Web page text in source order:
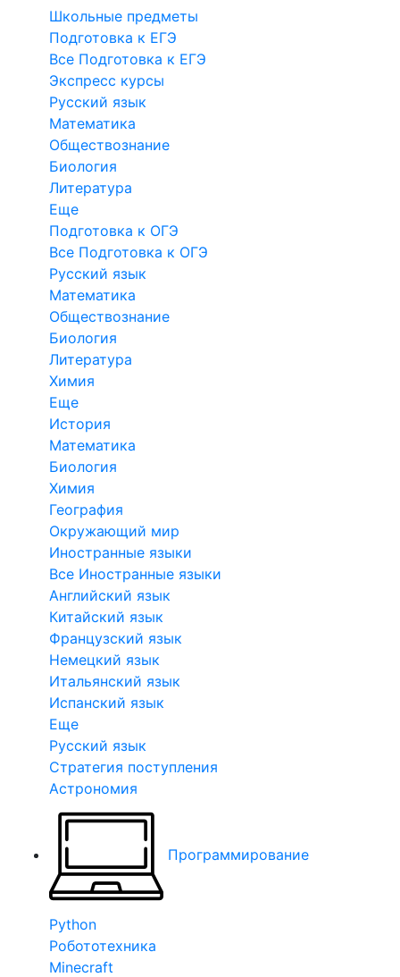
Школьные предметы
Подготовка к ЕГЭ
Все Подготовка к ЕГЭ
Экспресс курсы
Русский язык
Математика
Обществознание
Биология
Литература
Еще
Подготовка к ОГЭ
Все Подготовка к ОГЭ
Русский язык
Математика
Обществознание
Биология
Литература
Химия
Еще
История
Математика
Биология
Химия
География
Окружающий мир
Иностранные языки
Все Иностранные языки
Английский язык
Китайский язык
Французский язык
Немецкий язык
Итальянский язык
Испанский язык
Еще
Русский язык
Стратегия поступления
Астрономия
Программирование
Python
Робототехника
Minecraft